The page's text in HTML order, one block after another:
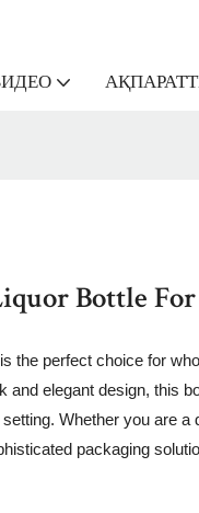
Bottle
the perfect choice for
and elegant design, this
Whether you are
packaging